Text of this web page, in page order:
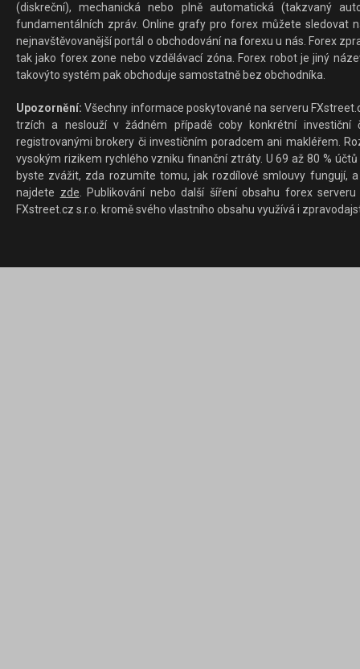
(diskreční), mechanická nebo plně automatická (takzvaný
fundamentálních zpráv. Online grafy pro forex můžete sledovat
nejnavštěvovanější portál o obchodování na forexu u nás. Forex
tak jako forex zone nebo vzdělávací zóna. Forex robot je jiný
takovýto systém pak obchoduje samostatně bez obchodníka.
Upozornění: Všechny informace poskytované na serveru
trzích a neslouží v žádném případě coby konkrétní investiční
registrovanými brokery či investičním poradcem ani makléřem.
vysokým rizikem rychlého vzniku finanční ztráty. U 69 až 80 %
byste zvážit, zda rozumíte tomu, jak rozdílové smlouvy fungují,
najdete zde. Publikování nebo další šíření obsahu forex
FXstreet.cz s.r.o. kromě svého vlastního obsahu využívá i